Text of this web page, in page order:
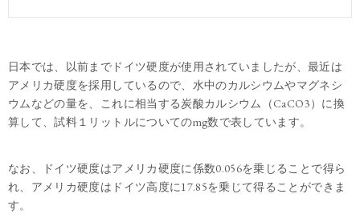
日本では、以前までドイツ硬度が使用されていましたが、最近は
アメリカ硬度を採用しているので、水中のカルシウムやマグネシ
ウムなどの量を、これに相当する炭酸カルシウム（CaCO3）に換
算して、試料１リットルについてのmg数で表しています。
なお、ドイツ硬度はアメリカ硬度に係数0.056を乗じることで得ら
れ、アメリカ硬度はドイツ高度に17.85を乗じて得ることができま
す。